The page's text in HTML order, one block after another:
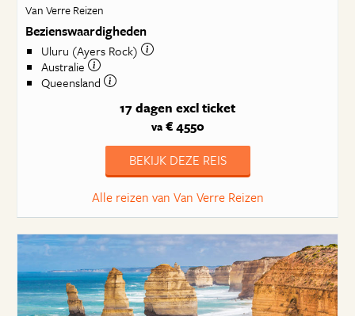
Van Verre Reizen
Bezienswaardigheden
Uluru (Ayers Rock)
Australie
Queensland
17 dagen excl ticket
va€ 4550
BEKIJK DEZE REIS
Alle reizen van Van Verre Reizen